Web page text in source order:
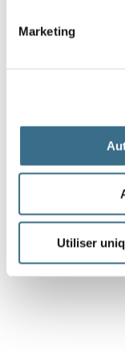
Marketing
Utiliser